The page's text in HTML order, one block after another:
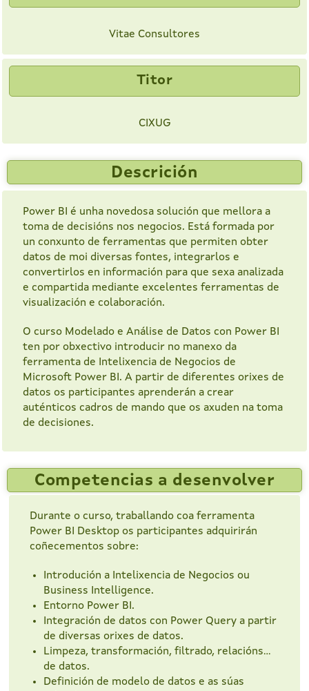
Vitae Consultores
Titor
CIXUG
Descrición
Power BI é unha novedosa solución que mellora a
toma de decisións nos negocios. Está formada por
un conxunto de ferramentas que permiten obter
datos de moi diversas fontes, integrarlos e
convertirlos en información para que sexa analizada
e compartida mediante excelentes ferramentas de
visualización e colaboración.
O curso Modelado e Análise de Datos con Power BI
ten por obxectivo introducir no manexo da
ferramenta de Intelixencia de Negocios de
Microsoft Power BI. A partir de diferentes orixes de
datos os participantes aprenderán a crear
auténticos cadros de mando que os axuden na toma
de decisiones.
Competencias a desenvolver
Durante o curso, traballando coa ferramenta
Power BI Desktop os participantes adquirirán
coñecementos sobre:
Introdución a Intelixencia de Negocios ou
Business Intelligence.
Entorno Power BI.
Integración de datos con Power Query a partir
de diversas orixes de datos.
Limpeza, transformación, filtrado, relacións...
de datos.
Definición de modelo de datos e as súas